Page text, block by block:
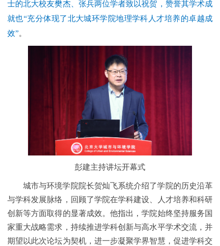
士的北大校友樊杰、张兵两位学者致以祝贺，赞誉其学术成
就也“充分体现了北大城环学院地理学科人才培养的卓越成
效”。
彭建主持讲坛开幕式
城市与环境学院院长贺灿飞系统介绍了学院的历史沿革
与学科发展脉络，回顾了学院在学科建设、人才培养和科研
创新等方面取得的显著成效。他指出，学院始终坚持服务国
家重大战略需求，持续推进学科创新与高水平学术交流，并
期望以此次论坛为契机，进一步凝聚学界智慧，促进学科交